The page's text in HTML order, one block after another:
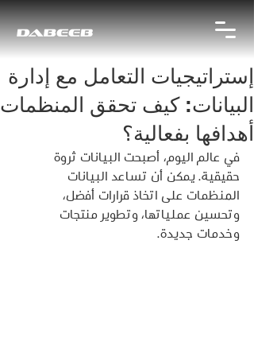
إستراتيجيات التعامل مع إدارة
البيانات: كيف تحقق المنظمات
أهدافها بفعالية؟
في عالم اليوم، أصبحت البيانات ثروة
حقيقية. يمكن أن تساعد البيانات
المنظمات على اتخاذ قرارات أفضل،
وتحسين عملياتها، وتطوير منتجات
وخدمات جديدة.